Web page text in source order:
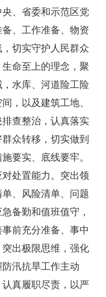
、省委和示范区党
、工作准备、物资
切实守护人民群众
命至上的理念，聚
水库、河道险工险
，以及建筑工地、
查整治，认真落实
众转移，切实做到
要实、底线要牢。
处置能力。突出领
、风险清单、问题
备勤和值班值守，
前充分准备、事中
出极限思维，强化
汛抗旱工作主动
真履职尽责，以严